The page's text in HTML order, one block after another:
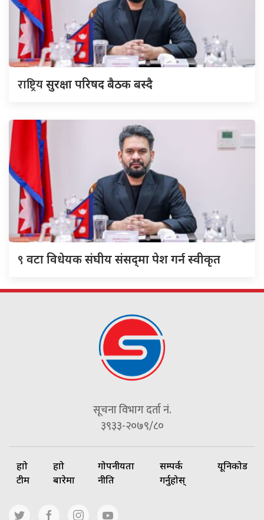
राष्ट्रियसुरक्षा परिषद बैठक बस्दै
९ वटा विधेयक संघीय संसद्‌मा पेश गर्न स्वीकृत
सूचना विभाग दर्ता नं.
३९३३-२०७९/८०
हाम्रो
टीम
हाम्रो
बारेमा
गोपनीयता
नीति
सम्पर्क
गर्नुहोस्
यूनिकोड